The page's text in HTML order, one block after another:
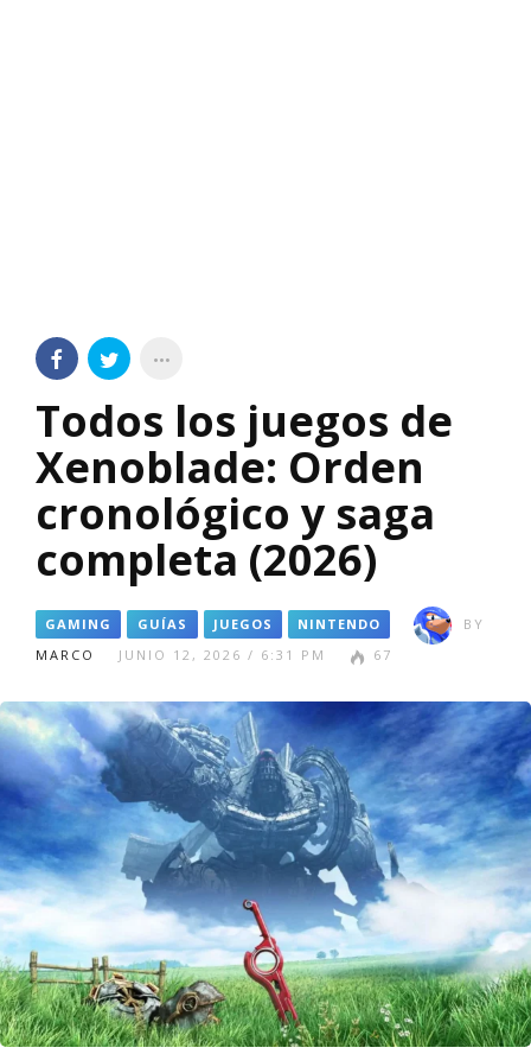
Todos los juegos de
Xenoblade: Orden
cronológico y saga
completa (2026)
GAMING GUÍAS JUEGOS NINTENDO
BY
MARCO
JUNIO 12, 2026 / 6:31 PM 67